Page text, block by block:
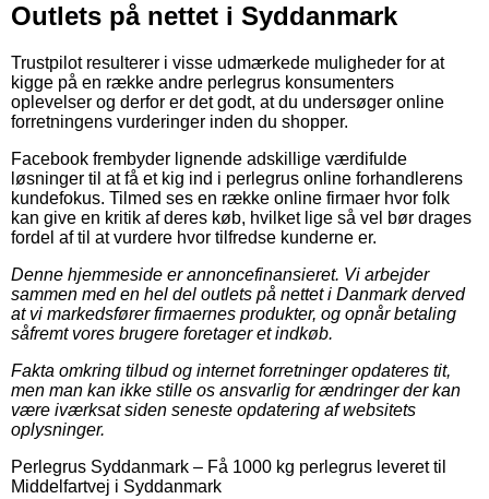
Outlets på nettet i Syddanmark
Trustpilot resulterer i visse udmærkede muligheder for at
kigge på en række andre perlegrus konsumenters
oplevelser og derfor er det godt, at du undersøger online
forretningens vurderinger inden du shopper.
Facebook frembyder lignende adskillige værdifulde
løsninger til at få et kig ind i perlegrus online forhandlerens
kundefokus. Tilmed ses en række online firmaer hvor folk
kan give en kritik af deres køb, hvilket lige så vel bør drages
fordel af til at vurdere hvor tilfredse kunderne er.
Denne hjemmeside er annoncefinansieret. Vi arbejder
sammen med en hel del outlets på nettet i Danmark derved
at vi markedsfører firmaernes produkter, og opnår betaling
såfremt vores brugere foretager et indkøb.
Fakta omkring tilbud og internet forretninger opdateres tit,
men man kan ikke stille os ansvarlig for ændringer der kan
være iværksat siden seneste opdatering af websitets
oplysninger.
Perlegrus Syddanmark – Få 1000 kg perlegrus leveret til
Middelfartvej i Syddanmark